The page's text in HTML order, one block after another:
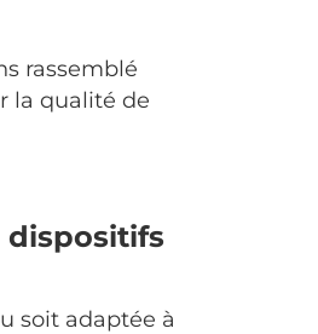
rassemblé
la qualité de
dispositifs
soit adaptée à